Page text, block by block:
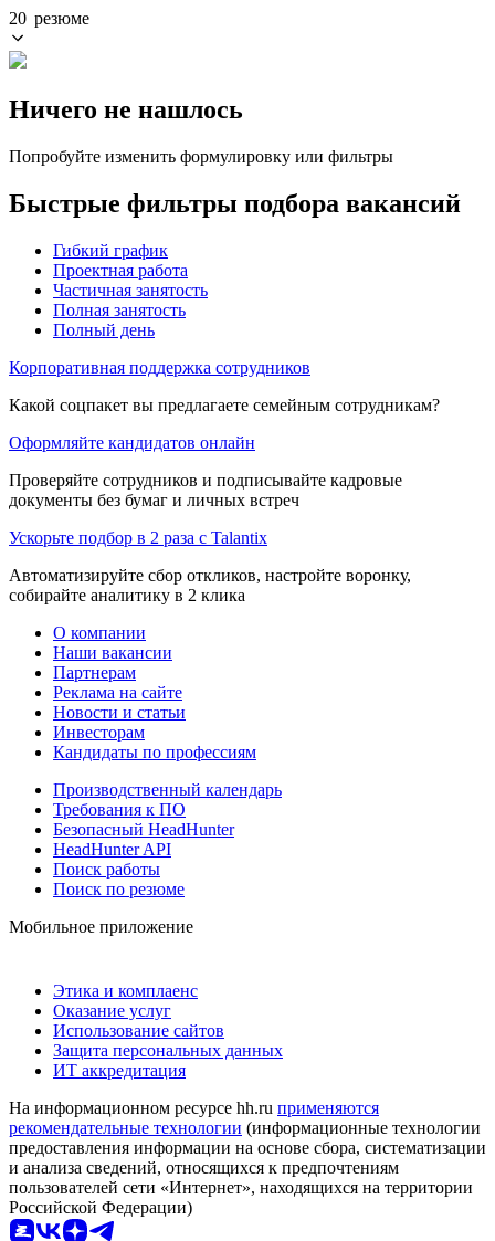
20 резюме
Ничего не нашлось
Попробуйте изменить формулировку или фильтры
Быстрые фильтры подбора вакансий
Гибкий график
Проектная работа
Частичная занятость
Полная занятость
Полный день
Корпоративная поддержка сотрудников
Какой соцпакет вы предлагаете семейным сотрудникам?
Оформляйте кандидатов онлайн
Проверяйте сотрудников и подписывайте кадровые
документы без бумаг и личных встреч
Ускорьте подбор в 2 раза с Talantix
Автоматизируйте сбор откликов, настройте воронку,
собирайте аналитику в 2 клика
О компании
Наши вакансии
Партнерам
Реклама на сайте
Новости и статьи
Инвесторам
Кандидаты по профессиям
Производственный календарь
Требования к ПО
Безопасный HeadHunter
HeadHunter API
Поиск работы
Поиск по резюме
Мобильное приложение
Этика и комплаенс
Оказание услуг
Использование сайтов
Защита персональных данных
ИТ аккредитация
На информационном ресурсе hh.ru применяются
рекомендательные технологии (информационные технологии
предоставления информации на основе сбора, систематизации
и анализа сведений, относящихся к предпочтениям
пользователей сети «Интернет», находящихся на территории
Российской Федерации)